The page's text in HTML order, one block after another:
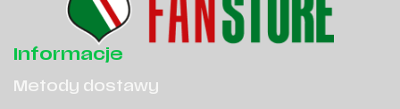
Informacje
Metody dostawy